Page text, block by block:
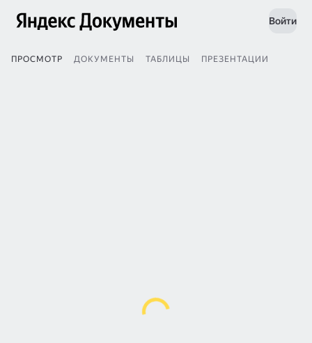
Войти
ПРОСМОТР ДОКУМЕНТЫ ТАБЛИЦЫ ПРЕЗЕНТАЦИИ